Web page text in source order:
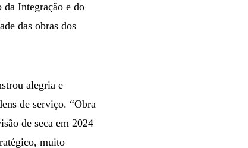
Integração e do
das obras dos
alegria e
de serviço. “Obra
de seca em 2024
muito